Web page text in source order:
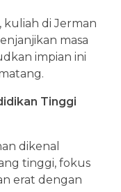
kuliah di Jerman
masa
impian ini
Tinggi
dikenal
tinggi, fokus
erat dengan